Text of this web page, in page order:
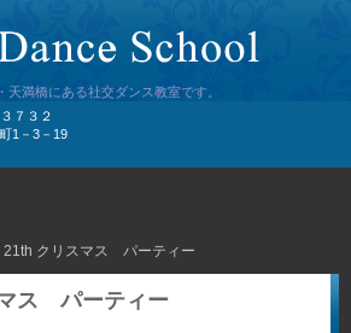
天満橋にある社交ダンス教室です。
７３２
1－3－19
クリスマス パーティー
パーティー